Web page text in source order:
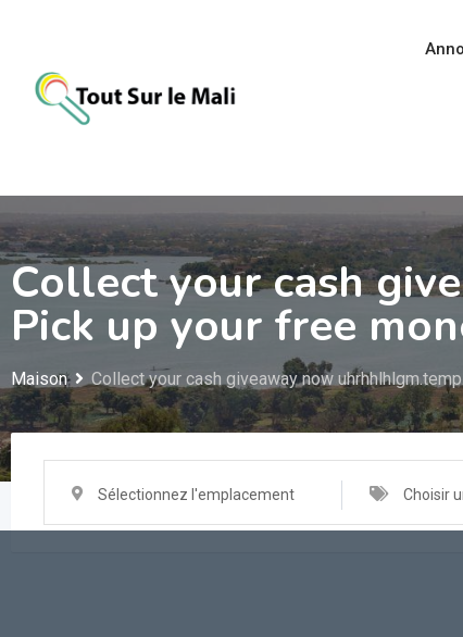
contenu
Collect your cash
Pick up your free
Maison Collect your cash giveaway now
Sélectionnez l'emplacement Choisir